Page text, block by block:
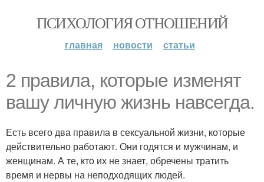
ПСИХОЛОГИЯ ОТНОШЕНИЙ
главная новости статьи
2 правила, которые изменят
вашу личную жизнь навсегда.
Есть всего два правила в сексуальной жизни, которые
действительно работают. Они годятся и мужчинам, и
женщинам. А те, кто их не знает, обречены тратить
время и нервы на неподходящих людей.